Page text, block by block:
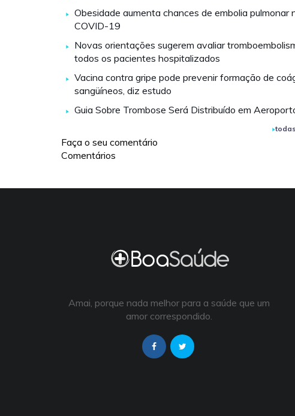
Obesidade aumenta chances de embolia pulmonar
COVID-19
Novas orientações sugerem avaliar
todos os pacientes hospitalizados
Vacina contra gripe pode prevenir formação de
sangüíneos, diz estudo
Guia Sobre Trombose Será Distribuído em
Faça o seu comentário
Comentários
Amai, porque nada melhor para a saúde que um
amor correspondido.